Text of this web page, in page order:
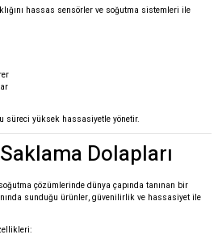
hassas sensörler ve soğutma sistemleri ile
süreci yüksek hassasiyetle yönetir.
Dolapları
çözümlerinde dünya çapında tanınan bir
sunduğu ürünler, güvenilirlik ve hassasiyet ile